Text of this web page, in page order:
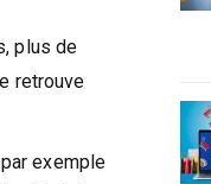
plus de
retrouve
exemple